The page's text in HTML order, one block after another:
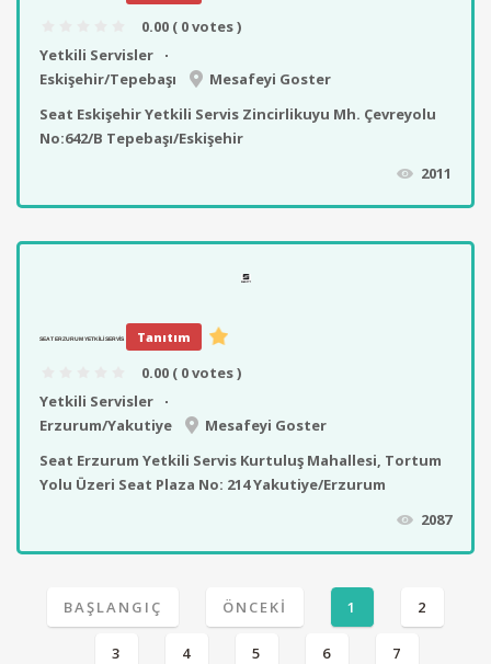
0.00 ( 0 votes )
Yetkili Servisler
Eskişehir/Tepebaşı
Mesafeyi Goster
Seat Eskişehir Yetkili Servis Zincirlikuyu Mh. Çevreyolu
No:642/B Tepebaşı/Eskişehir
2011
SEAT ERZURUM YETKILI SERVIS Tanıtım
0.00 ( 0 votes )
Yetkili Servisler
Erzurum/Yakutiye
Mesafeyi Goster
Seat Erzurum Yetkili Servis Kurtuluş Mahallesi, Tortum
Yolu Üzeri Seat Plaza No: 214 Yakutiye/Erzurum
2087
BAŞLANGIÇ ÖNCEKI 1 2
3 4 5 6 7